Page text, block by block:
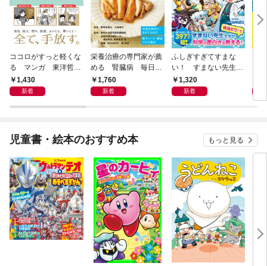
ココロがすっと軽くな
る マンガ 東洋哲学
大全1,430
新着
栄養治療の専門家が薦
める 腎臓病 毎日の
おいしい献立
1,760
新着
ふしぎすぎてすまな
い！ すまない先生の
科学教室
1,320
新着
児童書・絵本のおすすめ本 もっと見る